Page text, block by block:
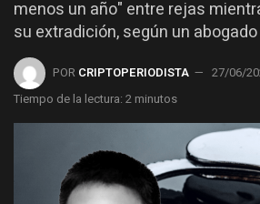
menos un año" entre rejas
su extradición, según un
POR CRIPTOPERIODISTA
27/06/
Tiempo de la lectura: 2 minutos